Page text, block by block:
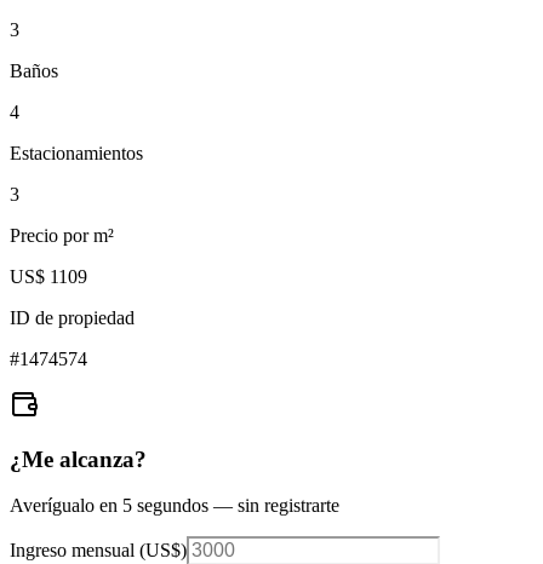
3
Baños
4
Estacionamientos
3
Precio por m²
US$ 1109
ID de propiedad
#1474574
¿Me alcanza?
Averígualo en 5 segundos — sin registrarte
Ingreso mensual (US$)